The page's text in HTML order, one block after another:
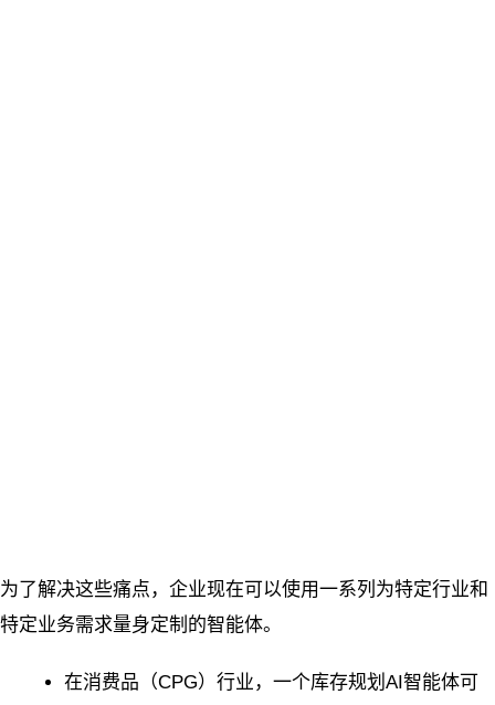
为了解决这些痛点，企业现在可以使用一系列为特定行业和
特定业务需求量身定制的智能体。
在消费品（CPG）行业，一个库存规划AI智能体可